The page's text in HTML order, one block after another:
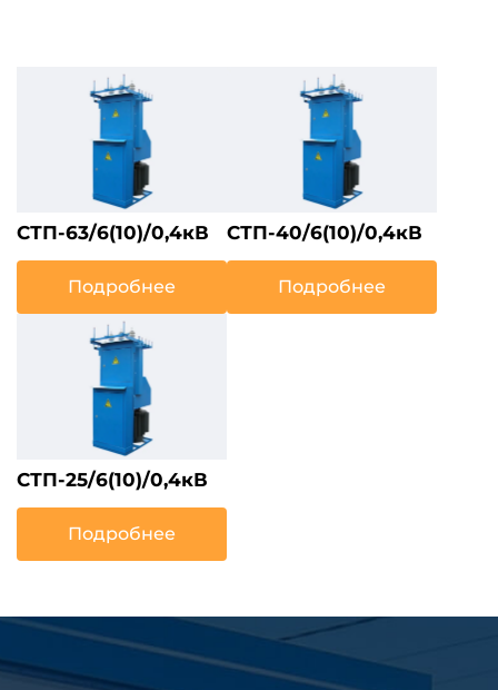
СТП-63/6(10)/0,4кВ
Подробнее
СТП-40/6(10)/0,4кВ
Подробнее
СТП-25/6(10)/0,4кВ
Подробнее